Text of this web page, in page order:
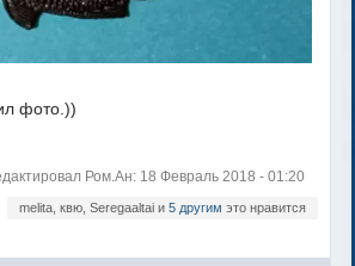
фото.))
Ром.Ан: 18 Февраль 2018 - 01:20
melita, квю, Seregaaltai и 5 другим это нравится